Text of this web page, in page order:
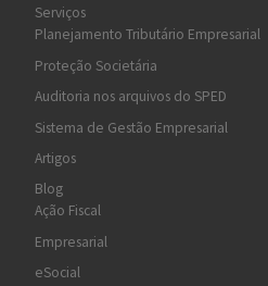
Serviços
Planejamento Tributário Empresarial
Proteção Societária
Auditoria nos arquivos do SPED
Sistema de Gestão Empresarial
Artigos
Blog
Ação Fiscal
Empresarial
eSocial